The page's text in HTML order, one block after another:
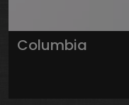
Columbia